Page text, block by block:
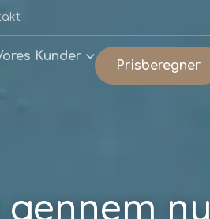
Kunder
Prisberegner
ny